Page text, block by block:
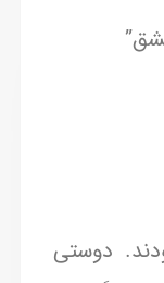
دوستی